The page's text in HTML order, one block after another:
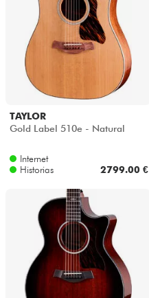
TAYLOR
Gold Label 510e - Natural
Internet
Historias
2799.00 €